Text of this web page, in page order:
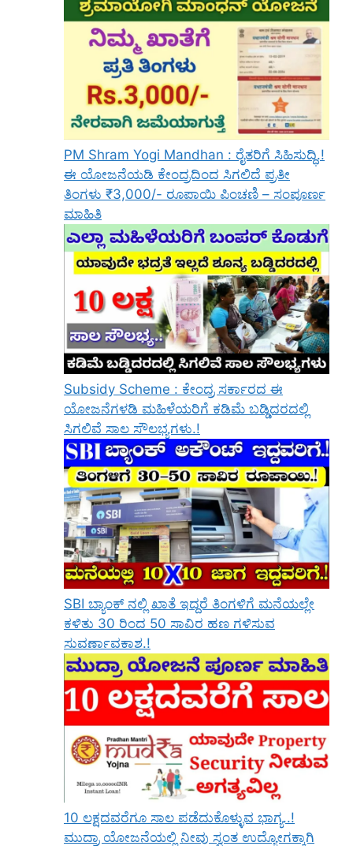
PM Shram Yogi Mandhan : ರೈತರಿಗೆ ಸಿಹಿಸುದ್ಧಿ.!
ಈ ಯೋಜನೆಯಡಿ ಕೇಂದ್ರದಿಂದ ಸಿಗಲಿದೆ ಪ್ರತೀ
ತಿಂಗಳು ₹3,000/- ರೂಪಾಯಿ ಪಿಂಚಣಿ – ಸಂಪೂರ್ಣ
ಮಾಹಿತಿ
Subsidy Scheme : ಕೇಂದ್ರ ಸರ್ಕಾರದ ಈ
ಯೋಜನೆಗಳಡಿ ಮಹಿಳೆಯರಿಗೆ ಕಡಿಮೆ ಬಡ್ಡಿದರದಲ್ಲಿ
ಸಿಗಲಿವೆ ಸಾಲ ಸೌಲಭ್ಯಗಳು.!
SBI ಬ್ಯಾಂಕ್ ನಲ್ಲಿ ಖಾತೆ ಇದ್ದರೆ ತಿಂಗಳಿಗೆ ಮನೆಯಲ್ಲೇ
ಕಳಿತು 30 ರಿಂದ 50 ಸಾವಿರ ಹಣ ಗಳಿಸುವ
ಸುವರ್ಣಾವಕಾಶ.!
10 ಲಕ್ಷದವರೆಗೂ ಸಾಲ ಪಡೆದುಕೊಳ್ಳುವ ಭಾಗ್ಯ..!
ಮುದ್ರಾ ಯೋಜನೆಯಲ್ಲಿ ನೀವು ಸ್ವಂತ ಉದ್ಯೋಗಕ್ಕಾಗಿ